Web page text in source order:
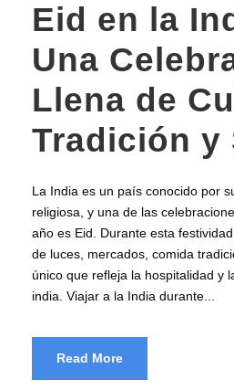
Eid en la
Una
Llena de
Tradición y
La India es un país conocido por
religiosa, y una de las
año es Eid. Durante esta
de luces, mercados, comida
único que refleja la hospitalidad y
india. Viajar a la India durante...
Read More